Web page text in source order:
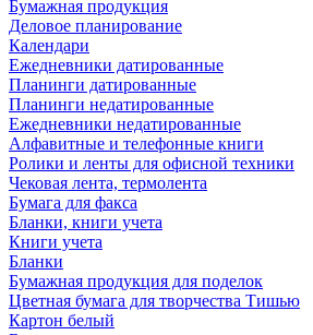
Бумажная продукция
Деловое планирование
Календари
Ежедневники датированные
Планинги датированные
Планинги недатированные
Ежедневники недатированные
Алфавитные и телефонные книги
Ролики и ленты для офисной техники
Чековая лента, термолента
Бумага для факса
Бланки, книги учета
Книги учета
Бланки
Бумажная продукция для поделок
Цветная бумага для творчества Тишью
Картон белый